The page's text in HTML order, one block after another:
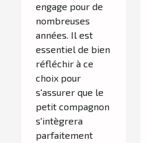
engage pour de
nombreuses
années. Il est
essentiel de bien
réfléchir à ce
choix pour
s'assurer que le
petit compagnon
s'intègrera
parfaitement